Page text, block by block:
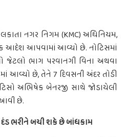
નગર નિગમ (KMC) અધિનિયમ,
આદેશ આપવામાં આવ્યો છે. નોટિસમાં
જેટલો ભાગ પરવાનગી વિના અથવા
આવ્યો છે, તેને 7 દિવસની અંદર તોડી
અભિષેક બેનરજી સાથે જોડાયેલી
આવી છે.
ભરીને બચી શકે છે બાંધકામ